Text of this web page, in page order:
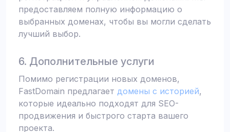
предоставляем полную информацию о
выбранных доменах, чтобы вы могли сделать
лучший выбор.
6. Дополнительные услуги
Помимо регистрации новых доменов,
FastDomain предлагает домены с историей,
которые идеально подходят для SEO-
продвижения и быстрого старта вашего
проекта.